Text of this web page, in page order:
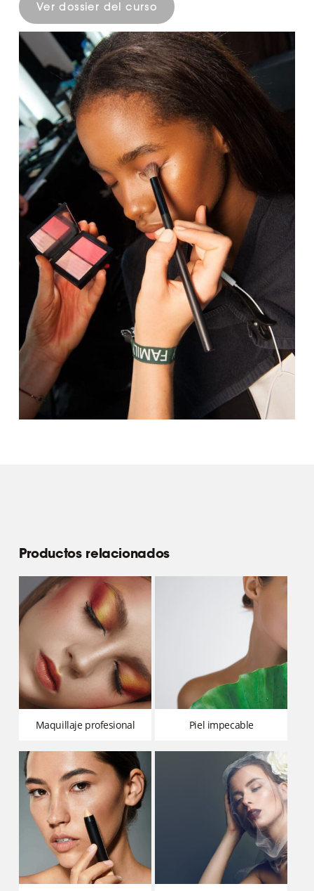
No hay productos en el carrito.
Go To Shop
• Maximizer lip
• Técnica del ojo ahumado.
• Elegiremos dentro de la técnica lo que
mas se adapte a tu estilo.
• Aplicación de pestañas postizas full
cover skin.
Ver dossier del curso
Productos relacionados
maquillaje profesional piel impecable